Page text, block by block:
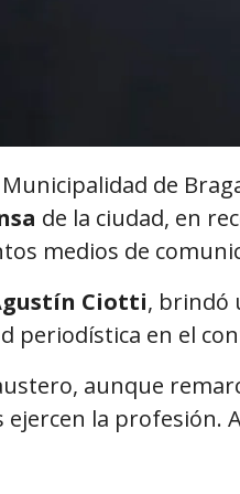
de
de la ciudad, en
medios de
Ciotti, brindó
periodística en el
aunque
la profesión.